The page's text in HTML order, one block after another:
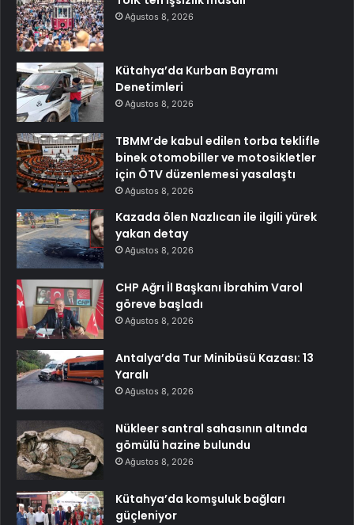
Ağustos 8, 2026
Kütahya’da Kurban Bayramı
Denetimleri
Ağustos 8, 2026
TBMM’de kabul edilen torba teklifle
binek otomobiller ve motosikletler
için ÖTV düzenlemesi yasalaştı
Ağustos 8, 2026
Kazada ölen Nazlıcan ile ilgili yürek
yakan detay
Ağustos 8, 2026
CHP Ağrı İl Başkanı İbrahim Varol
göreve başladı
Ağustos 8, 2026
Antalya’da Tur Minibüsü Kazası: 13
Yaralı
Ağustos 8, 2026
Nükleer santral sahasının altında
gömülü hazine bulundu
Ağustos 8, 2026
Kütahya’da komşuluk bağları
güçleniyor